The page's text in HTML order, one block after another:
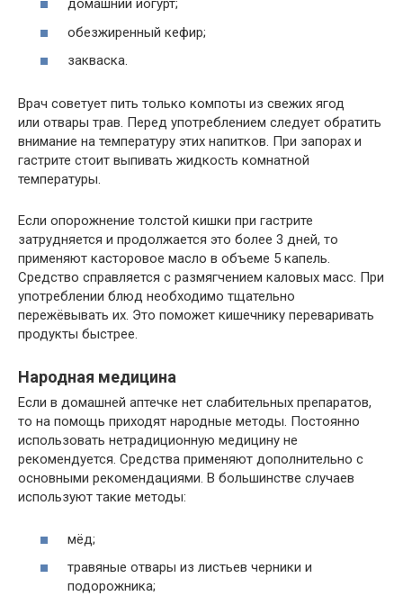
домашний йогурт;
обезжиренный кефир;
закваска.
Врач советует пить только компоты из свежих ягод
или отвары трав. Перед употреблением следует обратить
внимание на температуру этих напитков. При запорах и
гастрите стоит выпивать жидкость комнатной
температуры.
Если опорожнение толстой кишки при гастрите
затрудняется и продолжается это более 3 дней, то
применяют касторовое масло в объеме 5 капель.
Средство справляется с размягчением каловых масс. При
употреблении блюд необходимо тщательно
пережёвывать их. Это поможет кишечнику переваривать
продукты быстрее.
Народная медицина
Если в домашней аптечке нет слабительных препаратов,
то на помощь приходят народные методы. Постоянно
использовать нетрадиционную медицину не
рекомендуется. Средства применяют дополнительно с
основными рекомендациями. В большинстве случаев
используют такие методы:
мёд;
травяные отвары из листьев черники и
подорожника;